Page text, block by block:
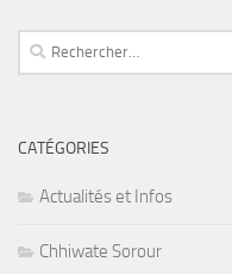
Rechercher :
CATÉGORIES
Actualités et Infos
Chhiwate Sorour